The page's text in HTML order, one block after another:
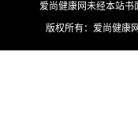
爱尚健康网未经本站书
版权所有：爱尚健康